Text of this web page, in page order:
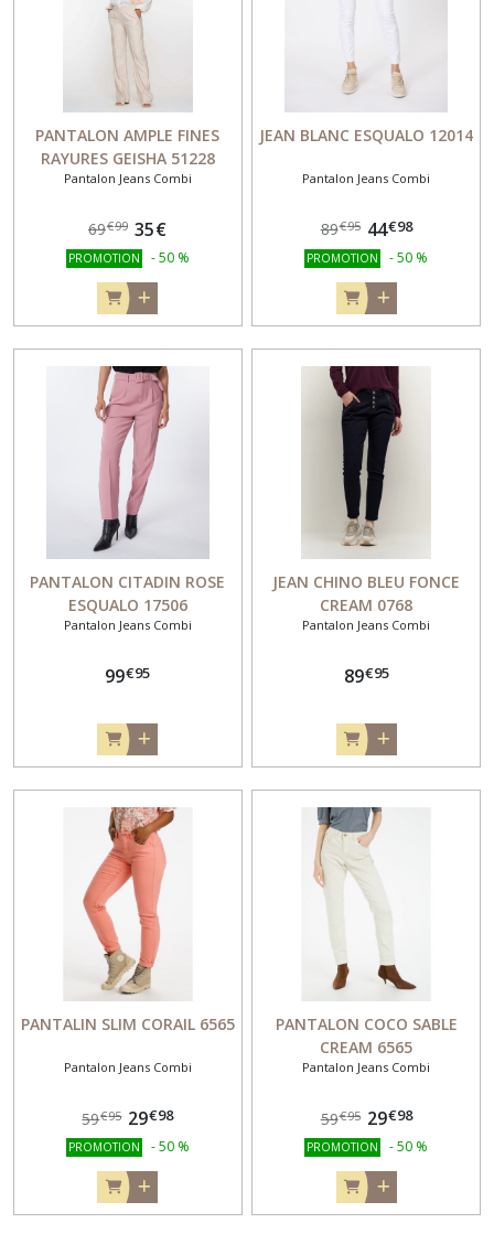
PANTALON AMPLE FINES
RAYURES GEISHA 51228
Pantalon Jeans Combi
69€99 35€
PROMOTION -50 %
JEAN BLANC ESQUALO 12014
Pantalon Jeans Combi
89€95 44€98
PROMOTION -50 %
PANTALON CITADIN ROSE
ESQUALO 17506
Pantalon Jeans Combi
99€95
JEAN CHINO BLEU FONCE
CREAM 0768
Pantalon Jeans Combi
89€95
PANTALIN SLIM CORAIL 6565
Pantalon Jeans Combi
59€95 29€98
PROMOTION -50 %
PANTALON COCO SABLE
CREAM 6565
Pantalon Jeans Combi
59€95 29€98
PROMOTION -50 %